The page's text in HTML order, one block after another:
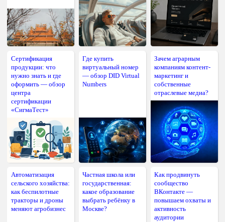
Сертификация
продукции: что
нужно знать и где
оформить — обзор
центра
сертификации
«СигмаТест»
Где купить
виртуальный номер
— обзор DID Virtual
Numbers
Зачем аграрным
компаниям контент-
маркетинг и
собственные
отраслевые медиа?
Автоматизация
сельского хозяйства:
как беспилотные
тракторы и дроны
меняют агробизнес
Частная школа или
государственная:
какое образование
выбрать ребёнку в
Москве?
Как продвинуть
сообщество
ВКонтакте —
повышаем охваты и
активность
аудитории